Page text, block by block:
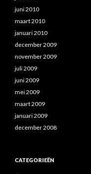
juni 2010
maart 2010
januari 2010
december 2009
november 2009
juli 2009
juni 2009
mei 2009
maart 2009
januari 2009
december 2008
CATEGORIEËN